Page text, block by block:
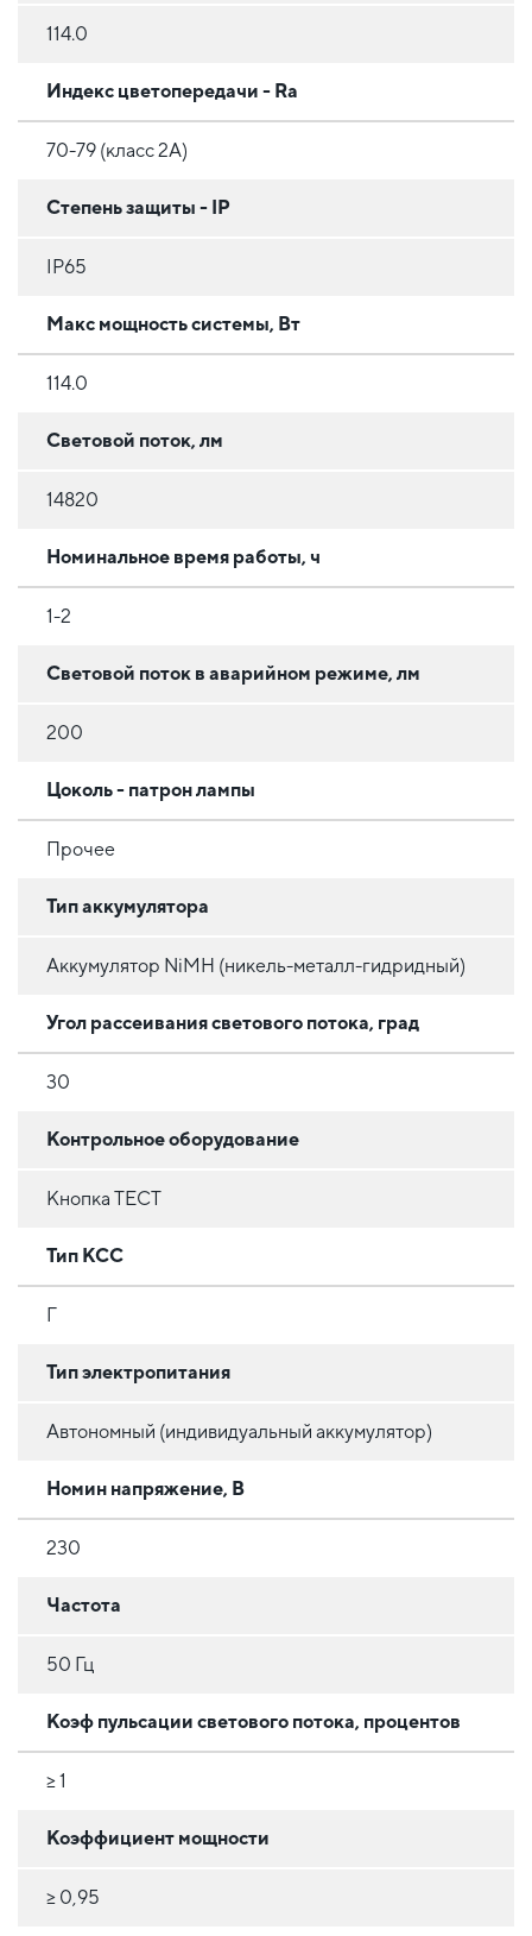
114.0
Индекс цветопередачи - Ra
70-79 (класс 2A)
Степень защиты - IP
IP65
Макс мощность системы, Вт
114.0
Световой поток, лм
14820
Номинальное время работы, ч
1-2
Световой поток в аварийном режиме, лм
200
Цоколь - патрон лампы
Прочее
Тип аккумулятора
Аккумулятор NiMH (никель-металл-гидридный)
Угол рассеивания светового потока, град
30
Контрольное оборудование
Кнопка ТЕСТ
Тип КСС
Г
Тип электропитания
Автономный (индивидуальный аккумулятор)
Номин напряжение, В
230
Частота
50 Гц
Коэф пульсации светового потока, процентов
≥ 1
Коэффициент мощности
≥ 0,95